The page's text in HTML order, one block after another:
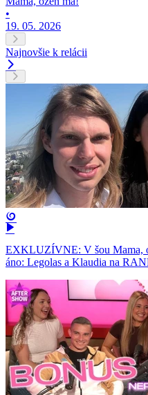
•
19. 05. 2026
Najnovšie k relácii
EXKLUZÍVNE: V šou Mama,
áno: Legolas a Klaudia na